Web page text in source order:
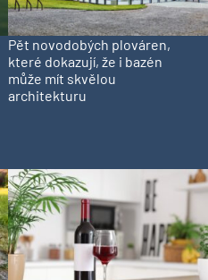
Pět novodobých plováren,
které dokazují, že i bazén
může mít skvělou
architekturu